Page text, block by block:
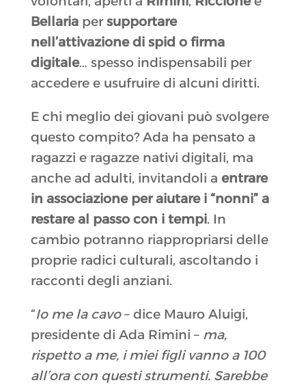
Bellariapersupportare
nell’attivazione di spid o firma
digitale… spesso indispensabili per
accedere e usufruire di alcuni diritti.
E chi meglio dei giovani può svolgere
questo compito? Ada ha pensato a
ragazzi e ragazze nativi digitali, ma
anche ad adulti, invitandoli a entrare
in associazione per aiutare i “nonni” a
restare al passo con i tempi. In
cambio potranno riappropriarsi delle
proprie radici culturali, ascoltando i
racconti degli anziani.
“Io me la cavo– dice Mauro Aluigi,
presidente di Ada Rimini –ma,
rispetto a me, i miei figli vanno a 100
all’ora con questi strumenti. Sarebbe